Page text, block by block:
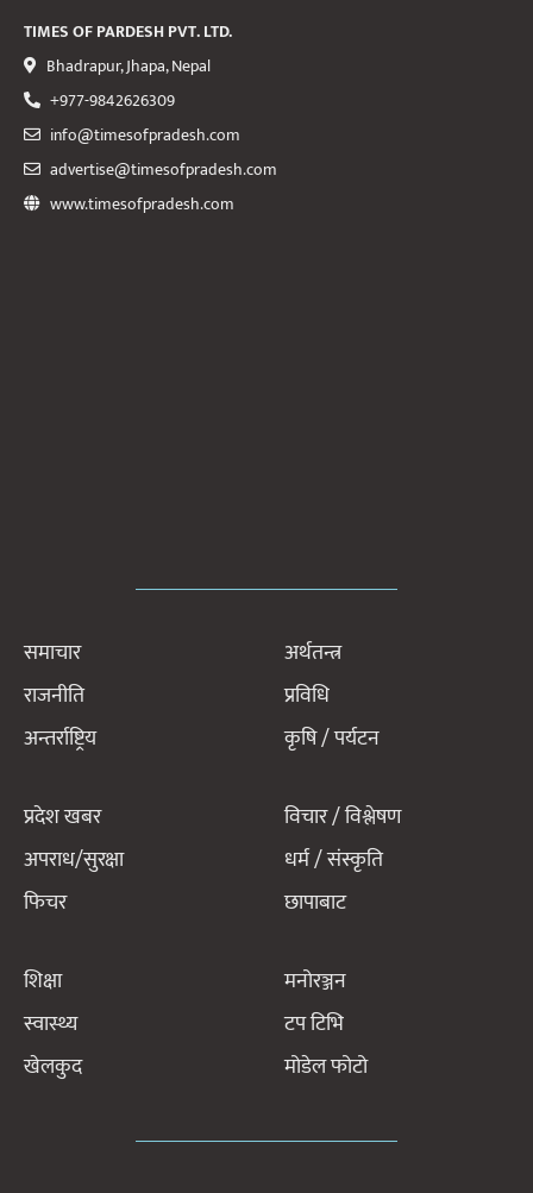
TIMES OF PARDESH PVT. LTD.
Bhadrapur, Jhapa, Nepal
+977-9842626309
info@timesofpradesh.com
advertise@timesofpradesh.com
www.timesofpradesh.com
समाचार
राजनीति
अन्तर्राष्ट्रिय
अर्थतन्त्र
प्रविधि
कृषि / पर्यटन
प्रदेश खबर
अपराध/सुरक्षा
फिचर
विचार / विश्लेषण
धर्म / संस्कृति
छापाबाट
शिक्षा
स्वास्थ्य
खेलकुद
मनोरञ्जन
टप टिभि
मोडेल फोटो